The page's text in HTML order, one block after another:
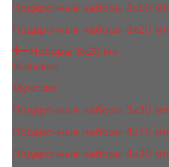
Подарочные наборы 3x50 мл
Подарочные наборы 3x20 мл
Наборы 3х20 мл
Женские
Мужские
Подарочные наборы 3х30 мл
Подарочные наборы 4x15 мл
Подарочные наборы 4x30 мл